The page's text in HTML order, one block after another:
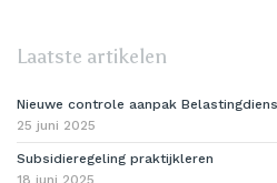
Laatste artikelen
Nieuwe controle aanpak
25 juni 2025
Subsidieregeling praktijkleren
18 juni 2025